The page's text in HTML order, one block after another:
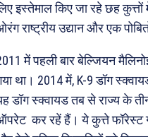
इस्तेमाल किए जा रहे छह कुत्तों
राष्ट्रीय उद्यान और एक
में पहली बार बेल्जियन
था। 2014 में, K-9 डॉग
डॉग स्क्वायड तब से राज्य के
कर रहें हैं। ये कुत्ते फॉरेस्ट